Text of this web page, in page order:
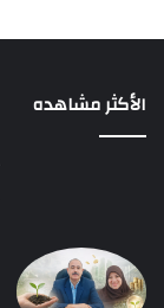
الأكثر مشاهده